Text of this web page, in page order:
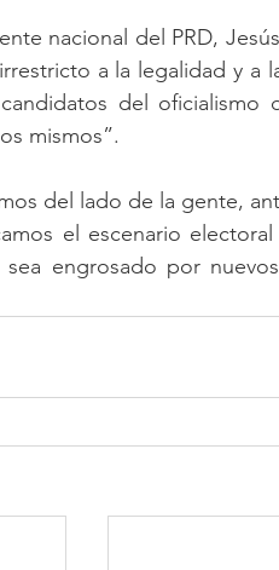
nacional del PRD,
a la legalidad y a
del oficialismo
mismos”.
del lado de la gente,
el escenario
sea engrosado por